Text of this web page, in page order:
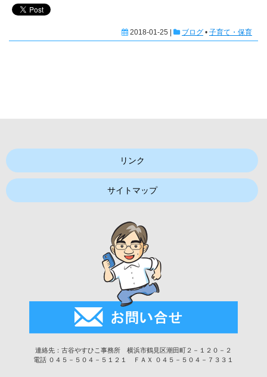
2018-01-25 | ブログ • 子育て・保育
リンク
サイトマップ
連絡先：古谷やすひこ事務所 横浜市鶴見区潮田町２－１２０－２
電話 ０４５－５０４－５１２１ ＦＡＸ ０４５－５０４－７３３１